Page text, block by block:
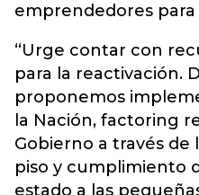
emprendedores
“Urge contar con
para la reactivación.
proponemos
la Nación, factoring
Gobierno a través de
piso y cumplimiento
estado a las